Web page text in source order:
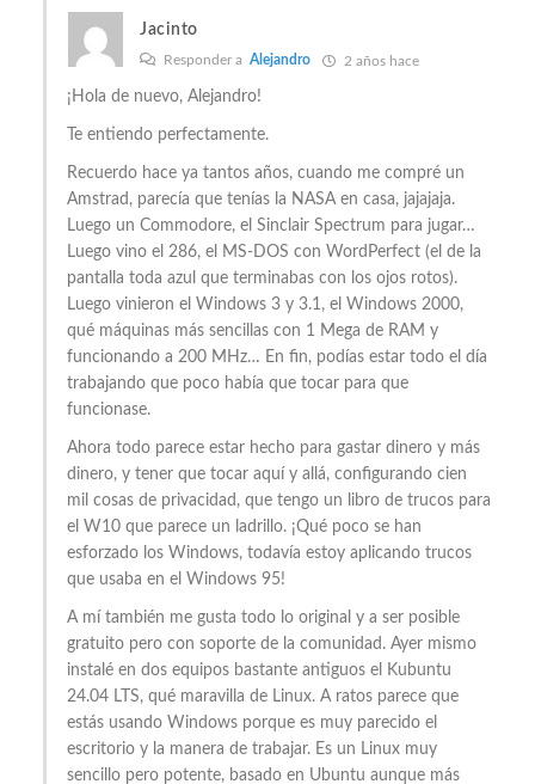
Jacinto
Responder a Alejandro 2 años hace
¡Hola de nuevo, Alejandro!
Te entiendo perfectamente.
Recuerdo hace ya tantos años, cuando me compré un
Amstrad, parecía que tenías la NASA en casa, jajajaja.
Luego un Commodore, el Sinclair Spectrum para jugar…
Luego vino el 286, el MS-DOS con WordPerfect (el de la
pantalla toda azul que terminabas con los ojos rotos).
Luego vinieron el Windows 3 y 3.1, el Windows 2000,
qué máquinas más sencillas con 1 Mega de RAM y
funcionando a 200 MHz… En fin, podías estar todo el día
trabajando que poco había que tocar para que
funcionase.
Ahora todo parece estar hecho para gastar dinero y más
dinero, y tener que tocar aquí y allá, configurando cien
mil cosas de privacidad, que tengo un libro de trucos para
el W10 que parece un ladrillo. ¡Qué poco se han
esforzado los Windows, todavía estoy aplicando trucos
que usaba en el Windows 95!
A mí también me gusta todo lo original y a ser posible
gratuito pero con soporte de la comunidad. Ayer mismo
instalé en dos equipos bastante antiguos el Kubuntu
24.04 LTS, qué maravilla de Linux. A ratos parece que
estás usando Windows porque es muy parecido el
escritorio y la manera de trabajar. Es un Linux muy
sencillo pero potente, basado en Ubuntu aunque más